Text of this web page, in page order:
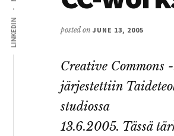
LINKEDIN
psychology,
and
posted on JUNE 13, 2005
Creative Commons
järjestettiin
studiossa
13.6.2005. Tässä